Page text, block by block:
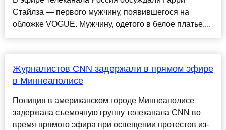
Стайлза — первого мужчину, появившегося на
обложке VOGUE. Мужчину, одетого в белое платье....
Журналистов CNN задержали в прямом эфире
в Миннеаполисе
Полиция в американском городе Миннеаполисе
задержала съемочную группу телеканала CNN во
время прямого эфира при освещении протестов из-